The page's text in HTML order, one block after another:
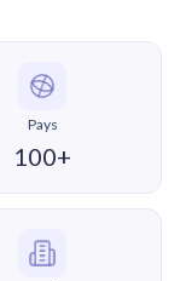
Pays
100+